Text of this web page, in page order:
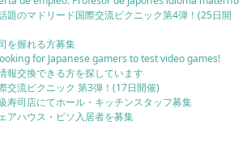
題のマドリード国際交流ピクニック第4弾！(25日開
を握れる方募集
for Japanese gamers to test video games!
報交換できる方を探しています
交流ピクニック 第3弾！(17日開催)
寿司店にてホール・キッチンスタッフ募集
アハウス・ピソ入居者を募集